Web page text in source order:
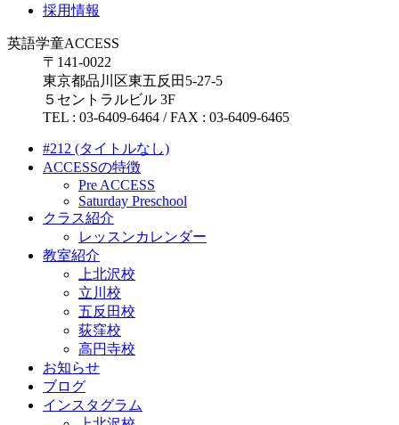
採用情報
英語学童ACCESS
〒141-0022
東京都品川区東五反田5-27-5
５セントラルビル 3F
TEL : 03-6409-6464 / FAX : 03-6409-6465
#212 (タイトルなし)
ACCESSの特徴
Pre ACCESS
Saturday Preschool
クラス紹介
レッスンカレンダー
教室紹介
上北沢校
立川校
五反田校
荻窪校
高円寺校
お知らせ
ブログ
インスタグラム